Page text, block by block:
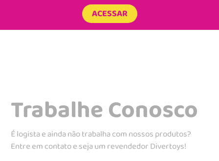
ACESSAR
Trabalhe Conosco
É logista e ainda não trabalha com nossos produtos?
Entre em contato e seja um revendedor Divertoys!